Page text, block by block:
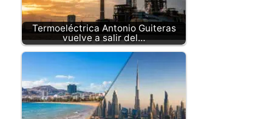
Termoeléctrica Antonio Guiteras
vuelve a salir del…